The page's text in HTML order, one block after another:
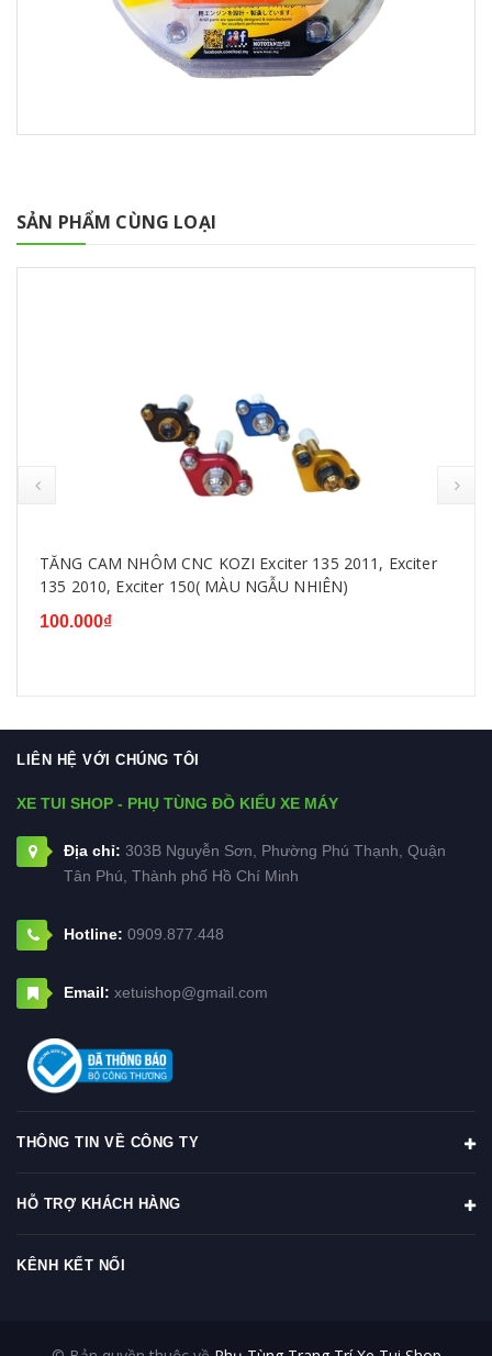
SẢN PHẨM CÙNG LOẠI
TĂNG CAM NHÔM CNC KOZI Exciter 135 2011, Exciter
135 2010, Exciter 150( MÀU NGẪU NHIÊN)
100.000₫
LIÊN HỆ VỚI CHÚNG TÔI
XE TUI SHOP - PHỤ TÙNG ĐỒ KIỂU XE MÁY
Địa chỉ: 303B Nguyễn Sơn, Phường Phú Thạnh, Quận
Tân Phú, Thành phố Hồ Chí Minh
Hotline: 0909.877.448
Email: xetuishop@gmail.com
THÔNG TIN VỀ CÔNG TY
HỖ TRỢ KHÁCH HÀNG
KÊNH KẾT NỐI